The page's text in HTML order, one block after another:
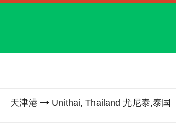
天津港 Unithai, Thailand 尤尼泰,泰国